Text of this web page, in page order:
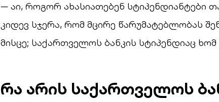
— აი, როგორ ახასიათებენ სტიპენდიანტები
კიდევ სჯერა, რომ მცირე წარუმატებლობას
მისცე; საქართველოს ბანკის სტიპენდიაც
რა არის საქართველოს